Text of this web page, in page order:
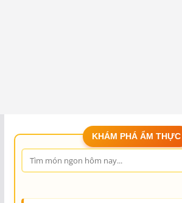
KHÁM PHÁ ẨM THỰC